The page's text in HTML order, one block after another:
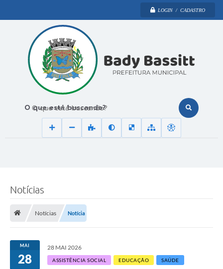
LOGIN / CADASTRO
O que está buscando?
Notícias
Notícias Notícia
MAI
28
28 MAI 2026
ASSISTÊNCIA SOCIAL EDUCAÇÃO SAÚDE